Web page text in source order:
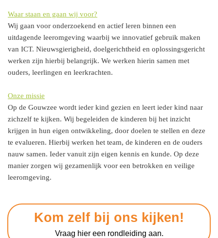
Waar staan en gaan wij voor?
Wij gaan voor onderzoekend en actief leren binnen een
uitdagende leeromgeving waarbij we innovatief gebruik maken
van ICT. Nieuwsgierigheid, doelgerichtheid en oplossingsgericht
werken zijn hierbij belangrijk. We werken hierin samen met
ouders, leerlingen en leerkrachten.
Onze missie
Op de Gouwzee wordt ieder kind gezien en leert ieder kind naar
zichzelf te kijken. Wij begeleiden de kinderen bij het inzicht
krijgen in hun eigen ontwikkeling, door doelen te stellen en deze
te evalueren. Hierbij werken het team, de kinderen en de ouders
nauw samen. Ieder vanuit zijn eigen kennis en kunde. Op deze
manier zorgen wij gezamenlijk voor een betrokken en veilige
leeromgeving.
Kom zelf bij ons kijken!
Vraag hier een rondleiding aan.